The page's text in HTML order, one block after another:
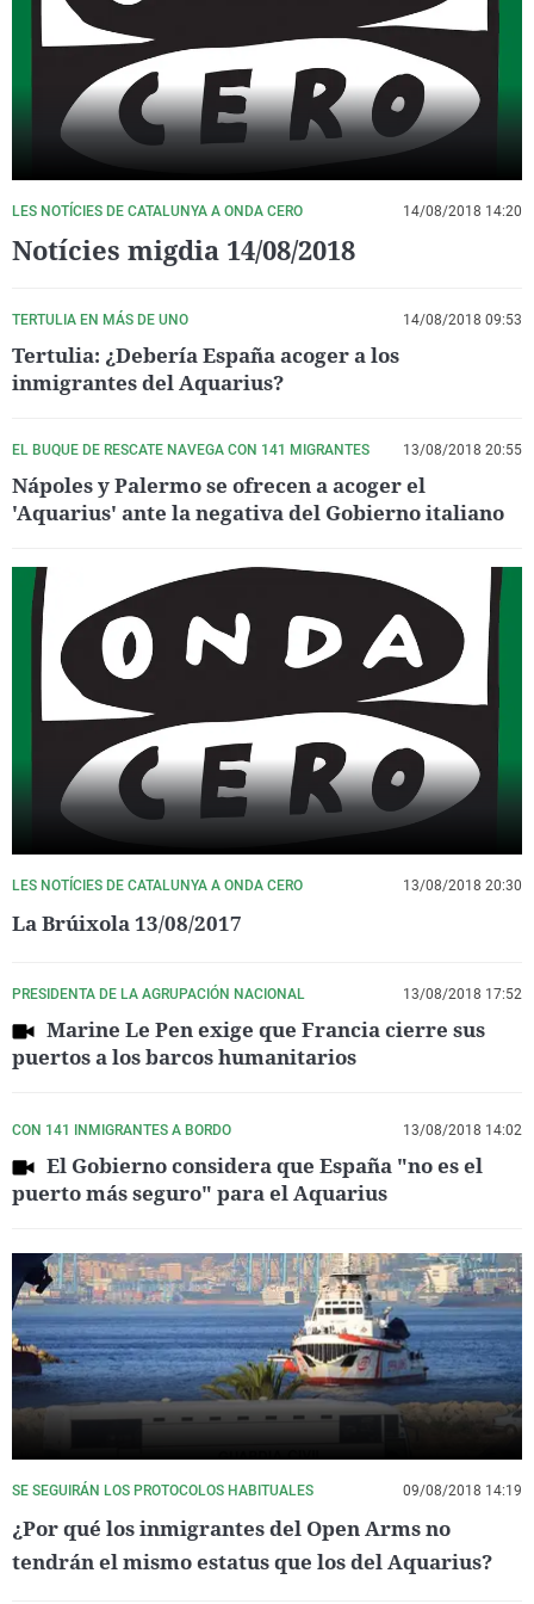
La rosa de los vientos
Gente viajera
Como el perro y el
Caso
Retornados
Equipo de
Operación Viuda
Extremadura
La Rioja
Navarra
País Vasco
Virales
Televisión
Elecciones
LES NOTÍCIES DE CATALUNYA A ONDA CERO 14/08/2018 14:20
Notícies migdia 14/08/2018
TERTULIA EN MÁS DE UNO 14/08/2018 09:53
Tertulia: ¿Debería España acoger a los
inmigrantes del Aquarius?
EL BUQUE DE RESCATE NAVEGA CON 141 MIGRANTES 13/08/2018 20:55
Nápoles y Palermo se ofrecen a acoger el
'Aquarius' ante la negativa del Gobierno italiano
LES NOTÍCIES DE CATALUNYA A ONDA CERO 13/08/2018 20:30
La Brúixola 13/08/2017
PRESIDENTA DE LA AGRUPACIÓN NACIONAL 13/08/2018 17:52
Marine Le Pen exige que Francia cierre sus
puertos a los barcos humanitarios
CON 141 INMIGRANTES A BORDO 13/08/2018 14:02
El Gobierno considera que España "no es el
puerto más seguro" para el Aquarius
SE SEGUIRÁN LOS PROTOCOLOS HABITUALES 09/08/2018 14:19
¿Por qué los inmigrantes del Open Arms no
tendrán el mismo estatus que los del Aquarius?